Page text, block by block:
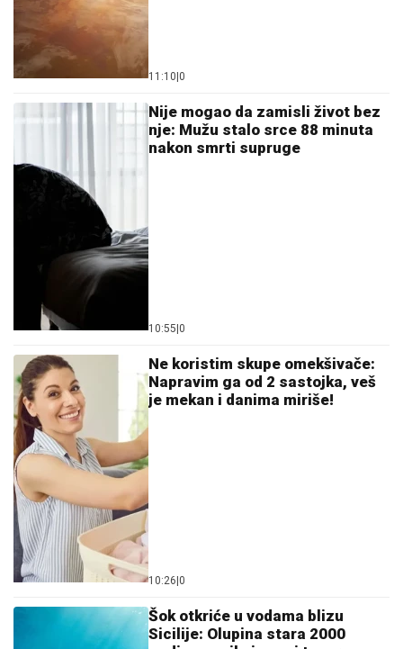
KOMENTARI (0)
Zanimljivosti
Pamet u glavu ako idete u Guču -
ne vozite pijani: Stroge
policijske kontrole na svakom
11:30 0
Prijateljstvo im je svetinja: Ovih
5 horoskopskih znakova vas